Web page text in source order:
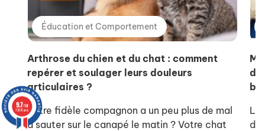
Éducation et Comportement
Arthrose du chien et du chat : comment
repérer et soulager leurs douleurs
articulaires ?
Votre fidèle compagnon a un peu plus de mal
à sauter sur le canapé le matin ? Votre chat
de
de
9.7/10
72615 avis